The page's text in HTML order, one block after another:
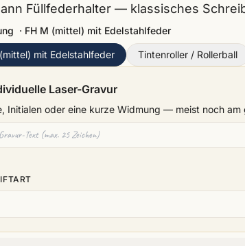
Füllfederhalter — klassisches
· FH M (mittel) mit Edelstahlfeder
mit Edelstahlfeder Tintenroller / Rollerball
Laser-Gravur
Initialen oder eine kurze Widmung — meist noch am